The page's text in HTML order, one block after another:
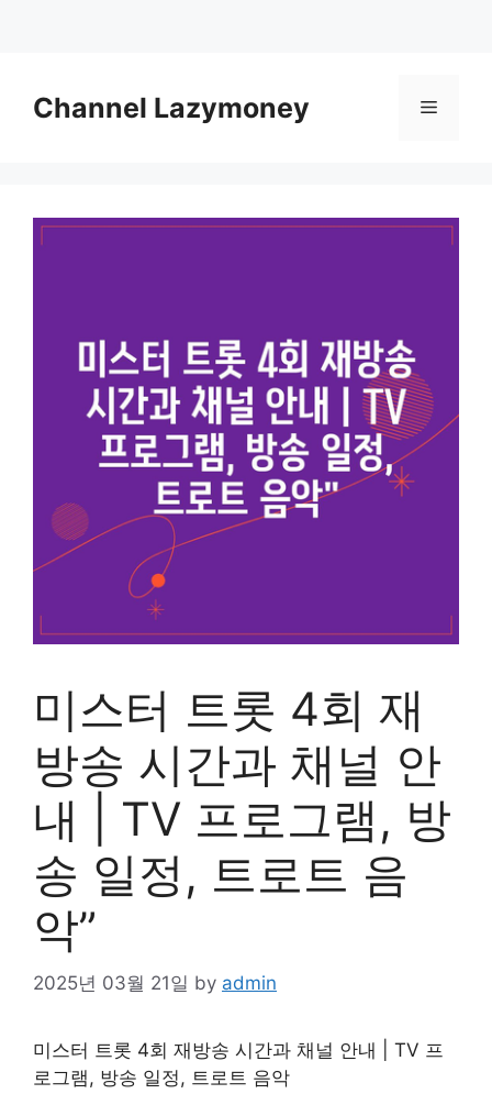
contentChannel Lazymoney Menu
미스터 트롯 4회 재
방송 시간과 채널 안
내 | TV 프로그램, 방
송 일정, 트로트 음
악”
2025년 03월 21일 by admin
미스터 트롯 4회 재방송 시간과 채널 안내 | TV 프
로그램, 방송 일정, 트로트 음악